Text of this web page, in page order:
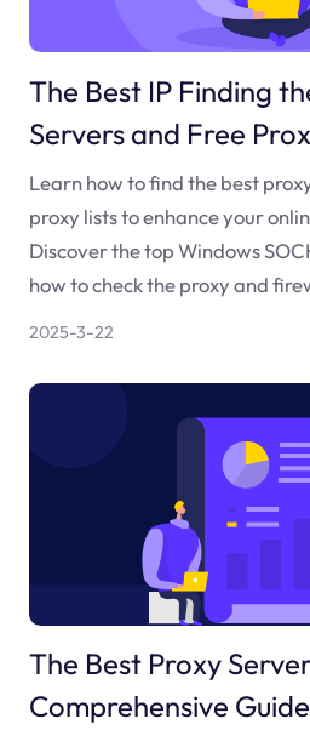
The Best IP Finding
Servers and Free
Learn how to find the best
proxy lists to enhance your
Discover the top Windows
how to check the proxy and
2025-3-22
The Best Proxy
Comprehensive Guide